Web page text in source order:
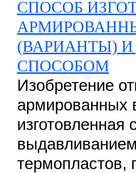
СПОСОБ
(ВАРИАНТЫ)
СПОСОБОМ
Изобретение
армированных
изготовленная
термопластов,